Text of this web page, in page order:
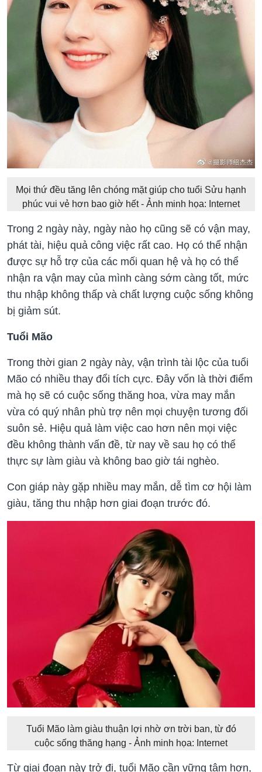
Mọi thứ đều tăng lên chóng mặt giúp cho tuổi Sửu hạnh
phúc vui vẻ hơn bao giờ hết - Ảnh minh họa: Internet
Trong 2 ngày này, ngày nào họ cũng sẽ có vận may,
phát tài, hiệu quả công việc rất cao. Họ có thể nhận
được sự hỗ trợ của các mối quan hệ và họ có thể
nhận ra vận may của mình càng sớm càng tốt, mức
thu nhập không thấp và chất lượng cuộc sống không
bị giảm sút.
Tuổi Mão
Trong thời gian 2 ngày này, vận trình tài lộc của tuổi
Mão có nhiều thay đổi tích cực. Đây vốn là thời điểm
mà họ sẽ có cuộc sống thăng hoa, vừa may mắn
vừa có quý nhân phù trợ nên mọi chuyện tương đối
suôn sẻ. Hiệu quả làm việc cao hơn nên mọi việc
đều không thành vấn đề, từ nay về sau họ có thể
thực sự làm giàu và không bao giờ tái nghèo.
Con giáp này gặp nhiều may mắn, dễ tìm cơ hội làm
giàu, tăng thu nhập hơn giai đoạn trước đó.
Tuổi Mão làm giàu thuận lợi nhờ ơn trời ban, từ đó
cuộc sống thăng hạng - Ảnh minh họa: Internet
Từ giai đoạn này trở đi, tuổi Mão cần vững tâm hơn,